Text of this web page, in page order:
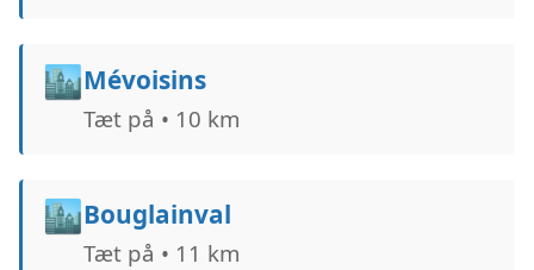
🏙️Mévoisins
Tæt på • 10 km
🏙️Bouglainval
Tæt på • 11 km